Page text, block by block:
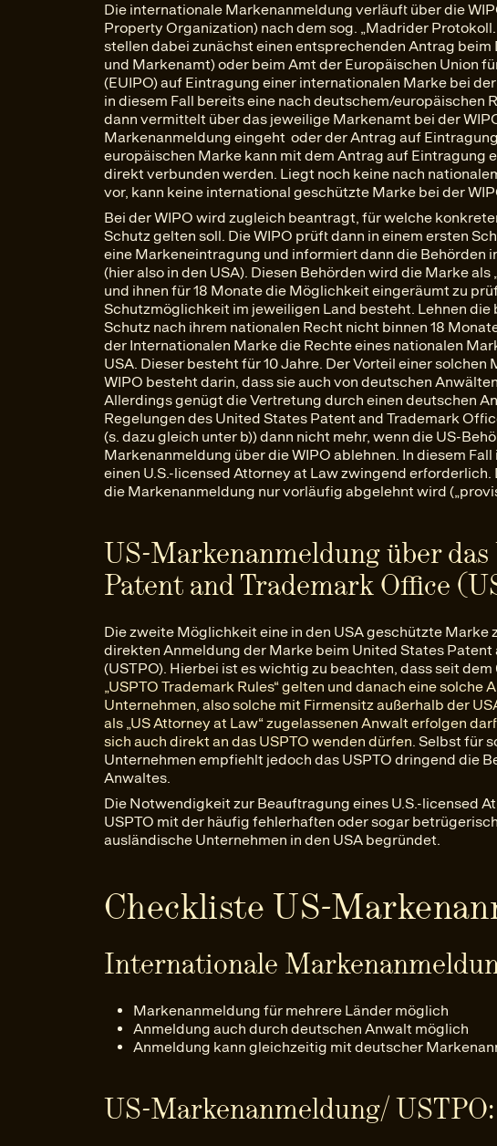
Die internationale Markenanmeldung verläuft über die
Property Organization) nach dem sog. „Madrider
stellen dabei zunächst einen entsprechenden Antrag
und Markenamt) oder beim Amt der Europäischen Union
(EUIPO) auf Eintragung einer internationalen Marke bei
in diesem Fall bereits eine nach deutschem/europäischen
dann vermittelt über das jeweilige Markenamt bei der
Markenanmeldung eingeht oder der Antrag auf
europäischen Marke kann mit dem Antrag auf Eintragung
direkt verbunden werden. Liegt noch keine nach
vor, kann keine international geschützte Marke bei der
Bei der WIPO wird zugleich beantragt, für welche
Schutz gelten soll. Die WIPO prüft dann in einem ersten
eine Markeneintragung und informiert dann die Behörden
(hier also in den USA). Diesen Behörden wird die Marke
und ihnen für 18 Monate die Möglichkeit eingeräumt zu
Schutzmöglichkeit im jeweiligen Land besteht. Lehnen die
Schutz nach ihrem nationalen Recht nicht binnen 18
der Internationalen Marke die Rechte eines nationalen
USA. Dieser besteht für 10 Jahre. Der Vorteil einer
WIPO besteht darin, dass sie auch von deutschen
Allerdings genügt die Vertretung durch einen deutschen
Regelungen des United States Patent and Trademark
(s. dazu gleich unter b)) dann nicht mehr, wenn die US-
Markenanmeldung über die WIPO ablehnen. In diesem
einen U.S.-licensed Attorney at Law zwingend
die Markenanmeldung nur vorläufig abgelehnt wird
US-Markenanmeldung über
Patent and Trademark Office
Die zweite Möglichkeit eine in den USA geschützte Marke
direkten Anmeldung der Marke beim United States Patent
(USTPO). Hierbei ist es wichtig zu beachten, dass seit dem
„USPTO Trademark Rules“ gelten und danach eine solche
Unternehmen, also solche mit Firmensitz außerhalb der
als „US Attorney at Law“ zugelassenen Anwalt erfolgen
sich auch direkt an das USPTO wenden dürfen. Selbst für
Unternehmen empfiehlt jedoch das USPTO dringend die
Anwaltes.
Die Notwendigkeit zur Beauftragung eines U.S.-licensed
USPTO mit der häufig fehlerhaften oder sogar
ausländische Unternehmen in den USA begründet.
Checkliste US-
Internationale
Markenanmeldung für mehrere Länder möglich
Anmeldung auch durch deutschen Anwalt möglich
Anmeldung kann gleichzeitig mit deutscher
US-Markenanmeldung/ USTPO: